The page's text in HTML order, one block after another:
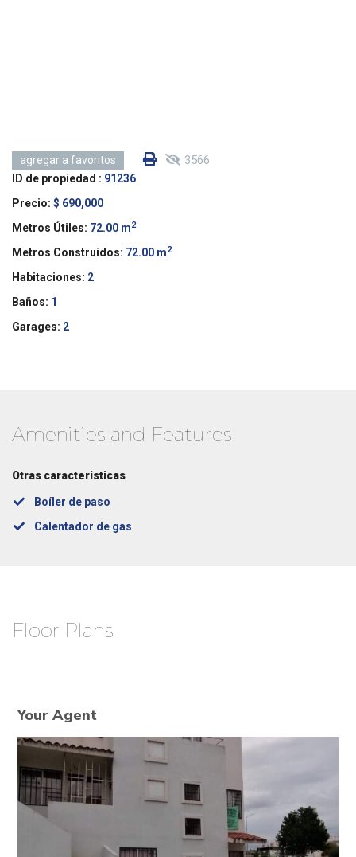
agregar a favoritos 3566
ID de propiedad : 91236
Precio: $ 690,000
Metros Útiles: 72.00 m2
Metros Construidos: 72.00 m2
Habitaciones: 2
Baños: 1
Garages: 2
Amenities and Features
Otras caracteristicas
Boíler de paso
Calentador de gas
Floor Plans
Your Agent